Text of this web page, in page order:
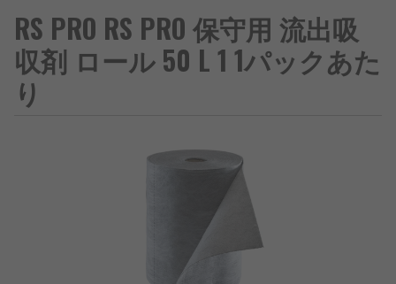
RS PRO RS PRO 保守用 流出吸
収剤 ロール 50 L 1 1パックあた
り